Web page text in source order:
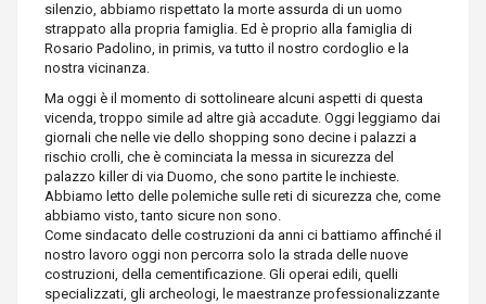
silenzio, abbiamo rispettato la morte assurda di un uomo
strappato alla propria famiglia. Ed è proprio alla famiglia di
Rosario Padolino, in primis, va tutto il nostro cordoglio e la
nostra vicinanza.
Ma oggi è il momento di sottolineare alcuni aspetti di questa
vicenda, troppo simile ad altre già accadute. Oggi leggiamo dai
giornali che nelle vie dello shopping sono decine i palazzi a
rischio crolli, che è cominciata la messa in sicurezza del
palazzo killer di via Duomo, che sono partite le inchieste.
Abbiamo letto delle polemiche sulle reti di sicurezza che, come
abbiamo visto, tanto sicure non sono.
Come sindacato delle costruzioni da anni ci battiamo affinché il
nostro lavoro oggi non percorra solo la strada delle nuove
costruzioni, della cementificazione. Gli operai edili, quelli
specializzati, gli archeologi, le maestranze professionalizzante